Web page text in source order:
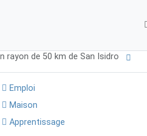
rayon de 50 km de San Isidro
Emploi
Maison
Apprentissage